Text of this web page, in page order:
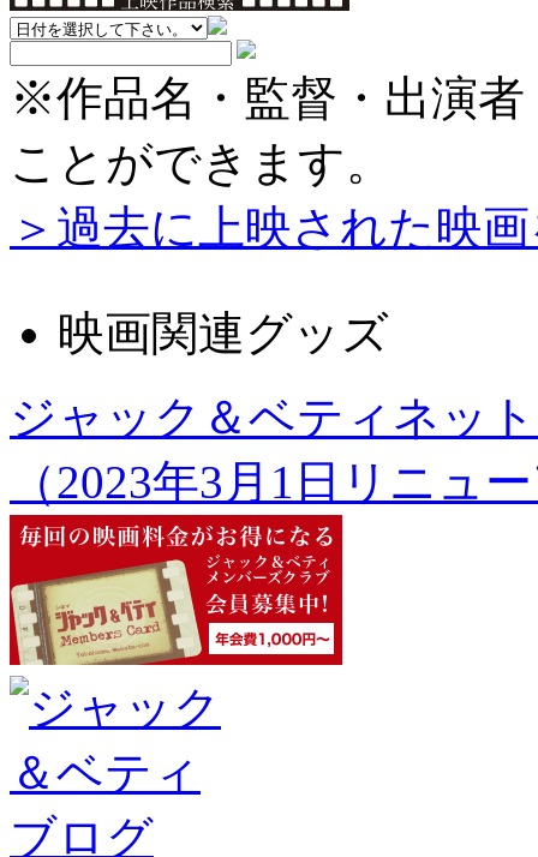
※作品名・監督・出演
ことができます。
＞過去に上映された映
映画関連グッズ
ジャック＆ベティネッ
（2023年3月1日リニュ